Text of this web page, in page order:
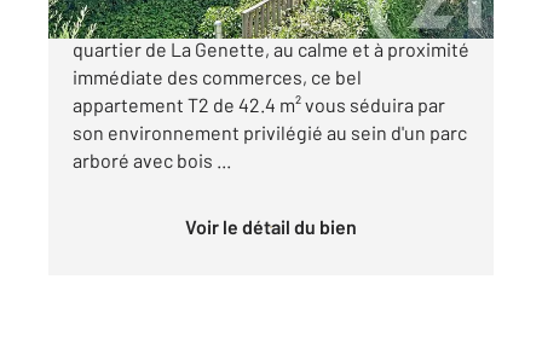
Idéalement situé dans le très recherché
quartier de La Genette, au calme et à proximité
immédiate des commerces, ce bel
appartement T2 de 42.4 m² vous séduira par
son environnement privilégié au sein d'un parc
arboré avec bois ...
Voir le détail du bien